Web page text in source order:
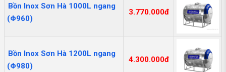
Bồn Inox Sơn Hà 1000L ngang
(Φ960)
3.770.000đ
Bồn Inox Sơn Hà 1200L ngang
(Φ980)
4.300.000đ